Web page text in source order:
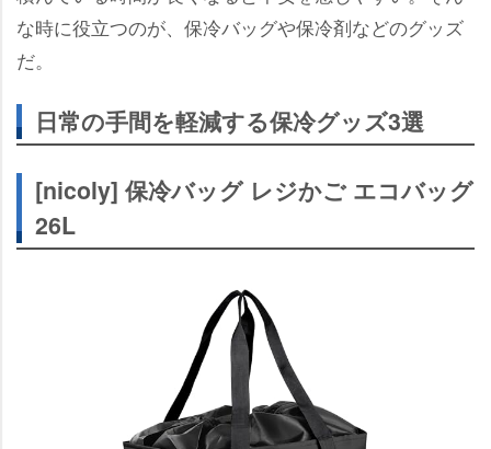
な時に役立つのが、保冷バッグや保冷剤などのグッズ
だ。
日常の手間を軽減する保冷グッズ3選
[nicoly] 保冷バッグ レジかご エコバッグ
26L